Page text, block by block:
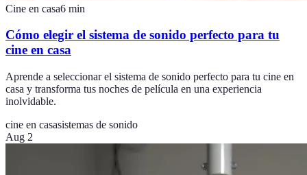
Cine en casa6 min
Cómo elegir el sistema de sonido perfecto para tu
cine en casa
Aprende a seleccionar el sistema de sonido perfecto para tu cine en
casa y transforma tus noches de película en una experiencia
inolvidable.
cine en casasistemas de sonido
Aug 2